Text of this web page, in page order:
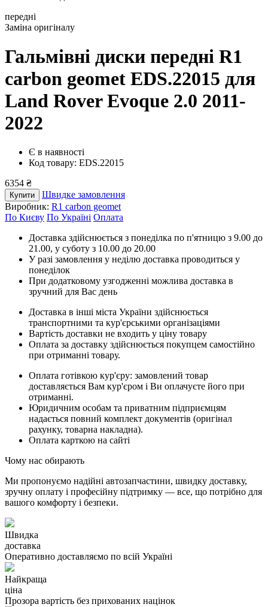
передні
Заміна оригіналу
Гальмівні диски передні R1
carbon geomet EDS.22015 для
Land Rover Evoque 2.0 2011-
2022
Є в наявності
Код товару: EDS.22015
6354 ₴
Купити
Швидке замовлення
Виробник: R1 carbon geomet
По Києву По Україні Оплата
Доставка здійснюється з понеділка по п'ятницю з 9.00 до
21.00, у суботу з 10.00 до 20.00
У разі замовлення у неділю доставка проводиться у
понеділок
При додатковому узгодженні можлива доставка в
зручний для Вас день
Доставка в інші міста України здійснюється
транспортними та кур'єрськими організаціями
Вартість доставки не входить у ціну товару
Оплата за доставку здійснюється покупцем самостійно
при отриманні товару.
Оплата готівкою кур'єру: замовлений товар
доставляється Вам кур'єром і Ви оплачуєте його при
отриманні.
Юридичним особам та приватним підприємцям
надається повний комплект документів (оригінал
рахунку, товарна накладна).
Оплата карткою на сайті
Чому нас обирають
Ми пропонуємо надійні автозапчастини, швидку доставку,
зручну оплату і професійну підтримку — все, що потрібно для
вашого комфорту і безпеки.
Швидка
доставка
Оперативно доставляємо по всій Україні
Найкраща
ціна
Прозора вартість без прихованих націнок